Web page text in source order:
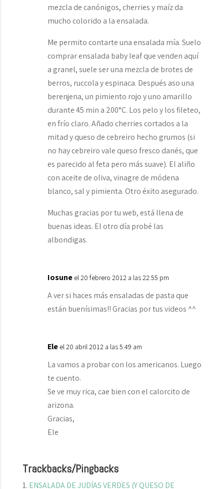
mezcla de canónigos, cherries y maíz da
mucho colorido a la ensalada.
Me permito contarte una ensalada mía. Suelo
comprar ensalada baby leaf que venden aquí
a granel, suele ser una mezcla de brotes de
berros, ruccola y espinaca. Después aso una
berenjena, un pimiento rojo y uno amarillo
durante 45 min a 200°C. Los pelo y los fileteo,
en frío claro. Añado cherries cortados a la
mitad y queso de cebreiro hecho grumos (si
no hay cebreiro vale queso fresco danés, que
es parecido al feta pero más suave). El aliño
con aceite de oliva, vinagre de módena
blanco, sal y pimienta. Otro éxito asegurado.
Muchas gracias por tu web, está llena de
buenas ideas. El otro día probé las
albondigas.
Iosune el 20 febrero 2012 a las 22:55 pm
A ver si haces más ensaladas de pasta que
están buenísimas!! Gracias por tus videos ^^
Ele el 20 abril 2012 a las 5:49 am
La vamos a probar con los americanos. Luego
te cuento.
Se ve muy rica, cae bien con el calorcito de
arizona.
Gracias,
Ele
Trackbacks/Pingbacks
ENSALADA DE JUDÍAS VERDES (Y QUESO DE